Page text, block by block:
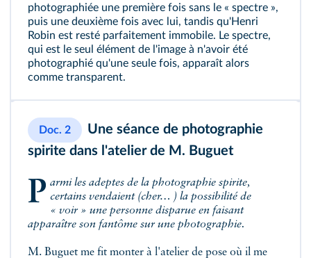
photographiée une première fois sans le « spectre »,
puis une deuxième fois avec lui, tandis qu'Henri
Robin est resté parfaitement immobile. Le spectre,
qui est le seul élément de l'image à n'avoir été
photographié qu'une seule fois, apparaît alors
comme transparent.
Doc. 2
Une séance de photographie
spirite dans l'atelier de M. Buguet
Parmi les adeptes de la photographie spirite, certains vendaient (cher… ) la possibilité de
« voir » une personne disparue en faisant
apparaître son fantôme sur une photographie.
M. Buguet me fit monter à l'atelier de pose où il me